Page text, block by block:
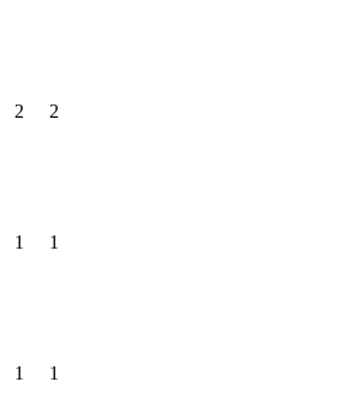
2 2
1 1
1 1